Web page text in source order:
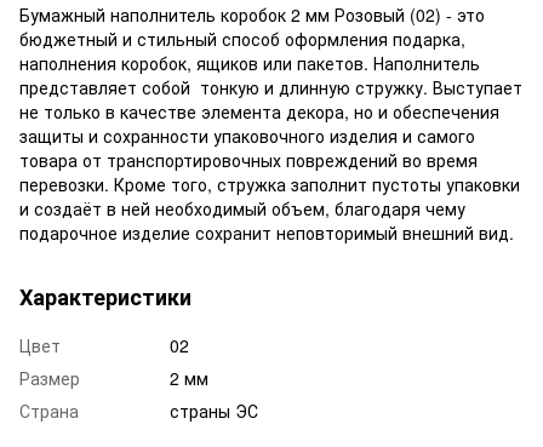
Бумажный наполнитель коробок 2 мм Розовый (02) - это
бюджетный и стильный способ оформления подарка,
наполнения коробок, ящиков или пакетов. Наполнитель
представляет собой тонкую и длинную стружку. Выступает
не только в качестве элемента декора, но и обеспечения
защиты и сохранности упаковочного изделия и самого
товара от транспортировочных повреждений во время
перевозки. Кроме того, стружка заполнит пустоты упаковки
и создаёт в ней необходимый объем, благодаря чему
подарочное изделие сохранит неповторимый внешний вид.
Характеристики
Цвет
02
Размер
2 мм
Страна
страны ЭС